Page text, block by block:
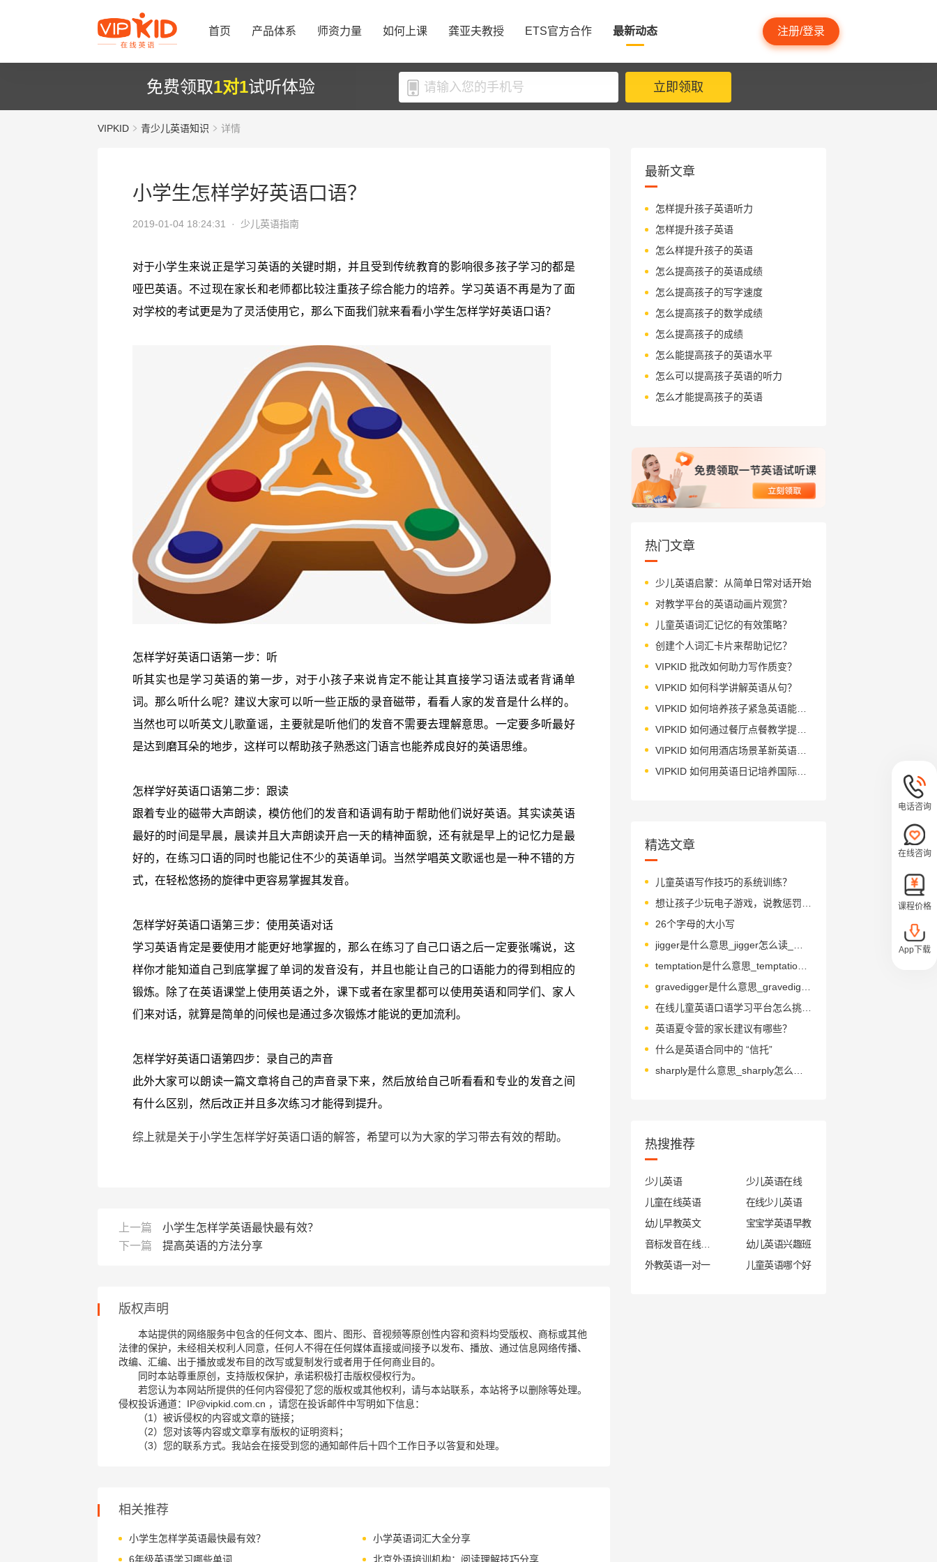
首页 产品体系 师资力量 如何上课 龚亚夫教授 ETS官方合作 最新动态 注册/登录
免费领取1对1试听体验 立即领取
VIPKID 青少儿英语知识 详情
小学生怎样学好英语口语？
2019-01-04 18:24:31 · 少儿英语指南
对于小学生来说正是学习英语的关键时期，并且受到传统教育的影响很多孩子学习的都是
哑巴英语。不过现在家长和老师都比较注重孩子综合能力的培养。学习英语不再是为了面
对学校的考试更是为了灵活使用它，那么下面我们就来看看小学生怎样学好英语口语？
怎样学好英语口语第一步：听
听其实也是学习英语的第一步，对于小孩子来说肯定不能让其直接学习语法或者背诵单
词。那么听什么呢？建议大家可以听一些正版的录音磁带，看看人家的发音是什么样的。
当然也可以听英文儿歌童谣，主要就是听他们的发音不需要去理解意思。一定要多听最好
是达到磨耳朵的地步，这样可以帮助孩子熟悉这门语言也能养成良好的英语思维。
怎样学好英语口语第二步：跟读
跟着专业的磁带大声朗读，模仿他们的发音和语调有助于帮助他们说好英语。其实读英语
最好的时间是早晨，晨读并且大声朗读开启一天的精神面貌，还有就是早上的记忆力是最
好的，在练习口语的同时也能记住不少的英语单词。当然学唱英文歌谣也是一种不错的方
式，在轻松悠扬的旋律中更容易掌握其发音。
怎样学好英语口语第三步：使用英语对话
学习英语肯定是要使用才能更好地掌握的，那么在练习了自己口语之后一定要张嘴说，这
样你才能知道自己到底掌握了单词的发音没有，并且也能让自己的口语能力的得到相应的
锻炼。除了在英语课堂上使用英语之外，课下或者在家里都可以使用英语和同学们、家人
们来对话，就算是简单的问候也是通过多次锻炼才能说的更加流利。
怎样学好英语口语第四步：录自己的声音
此外大家可以朗读一篇文章将自己的声音录下来，然后放给自己听看看和专业的发音之间
有什么区别，然后改正并且多次练习才能得到提升。
综上就是关于小学生怎样学好英语口语的解答，希望可以为大家的学习带去有效的帮助。
上一篇
小学生怎样学英语最快最有效？
下一篇
提高英语的方法分享
版权声明
本站提供的网络服务中包含的任何文本、图片、图形、音视频等原创性内容和资料均受版权、商标或其他
法律的保护，未经相关权利人同意，任何人不得在任何媒体直接或间接予以发布、播放、通过信息网络传播、
改编、汇编、出于播放或发布目的改写或复制发行或者用于任何商业目的。
同时本站尊重原创，支持版权保护，承诺积极打击版权侵权行为。
若您认为本网站所提供的任何内容侵犯了您的版权或其他权利，请与本站联系，本站将予以删除等处理。
侵权投诉通道：IP@vipkid.com.cn ，请您在投诉邮件中写明如下信息：
（1）被诉侵权的内容或文章的链接；
（2）您对该等内容或文章享有版权的证明资料；
（3）您的联系方式。我站会在接受到您的通知邮件后十四个工作日予以答复和处理。
相关推荐
小学生怎样学英语最快最有效？
小学英语词汇大全分享
6年级英语学习哪些单词
北京外语培训机构：阅读理解技巧分享
最新文章
怎样提升孩子英语听力
怎样提升孩子英语
怎么样提升孩子的英语
怎么提高孩子的英语成绩
怎么提高孩子的写字速度
怎么提高孩子的数学成绩
怎么提高孩子的成绩
怎么能提高孩子的英语水平
怎么可以提高孩子英语的听力
怎么才能提高孩子的英语
热门文章
少儿英语启蒙：从简单日常对话开始
对教学平台的英语动画片观赏？
儿童英语词汇记忆的有效策略？
创建个人词汇卡片来帮助记忆？
VIPKID 批改如何助力写作质变？
VIPKID 如何科学讲解英语从句？
VIPKID 如何培养孩子紧急英语能力？
VIPKID 如何通过餐厅点餐教学提升少儿英语应用能力？
VIPKID 如何用酒店场景革新英语教学？
VIPKID 如何用英语日记培养国际化人才？
精选文章
儿童英语写作技巧的系统训练？
26个字母的大小写
temptation是什么意思_temptation怎么读_音标tempˈteɪʃn
在线儿童英语口语学习平台怎么挑选？
英语夏令营的家长建议有哪些？
什么是英语合同中的 “信托”
热搜推荐
少儿英语
少儿英语在线
儿童在线英语
在线少儿英语
幼儿早教英文
宝宝学英语早教
幼儿英语兴趣班
外教英语一对一
儿童英语哪个好
电话咨询
在线咨询
课程价格
App下载